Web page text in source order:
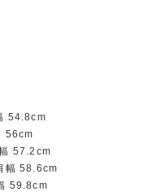
54.8cm
56cm
57.2cm
幅 58.6cm
59.8cm